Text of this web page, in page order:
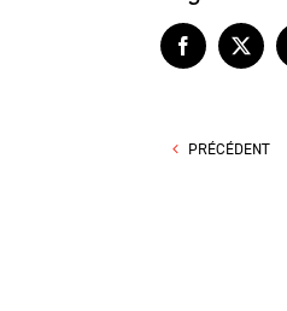
Facebook
X
PRÉCÉDENT